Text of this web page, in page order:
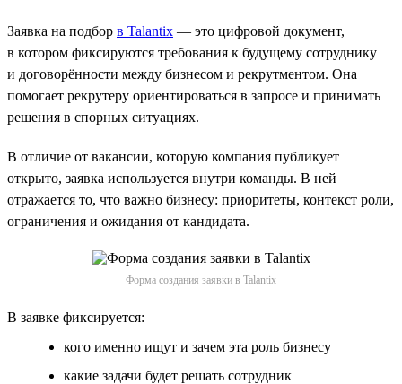
Заявка на подбор в Talantix — это цифровой документ,
в котором фиксируются требования к будущему сотруднику
и договорённости между бизнесом и рекрутментом. Она
помогает рекрутеру ориентироваться в запросе и принимать
решения в спорных ситуациях.
В отличие от вакансии, которую компания публикует
открыто, заявка используется внутри команды. В ней
отражается то, что важно бизнесу: приоритеты, контекст роли,
ограничения и ожидания от кандидата.
Форма создания заявки в Talantix
В заявке фиксируется:
кого именно ищут и зачем эта роль бизнесу
какие задачи будет решать сотрудник